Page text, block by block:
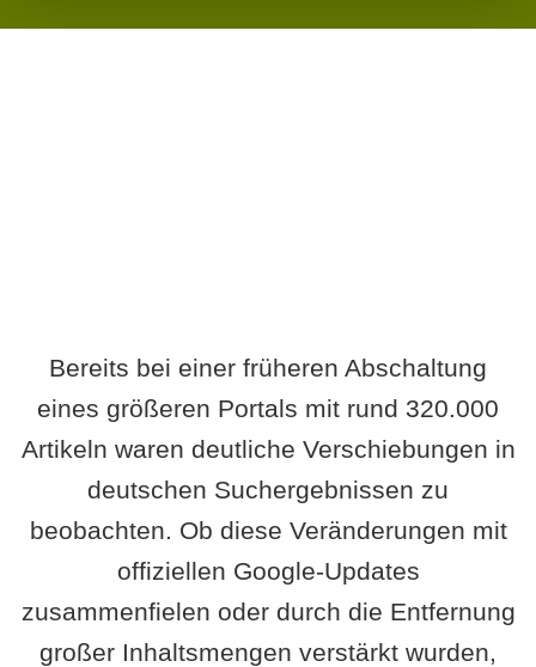
Bereits bei einer früheren Abschaltung
eines größeren Portals mit rund 320.000
Artikeln waren deutliche Verschiebungen in
deutschen Suchergebnissen zu
beobachten. Ob diese Veränderungen mit
offiziellen Google-Updates
zusammenfielen oder durch die Entfernung
großer Inhaltsmengen verstärkt wurden,